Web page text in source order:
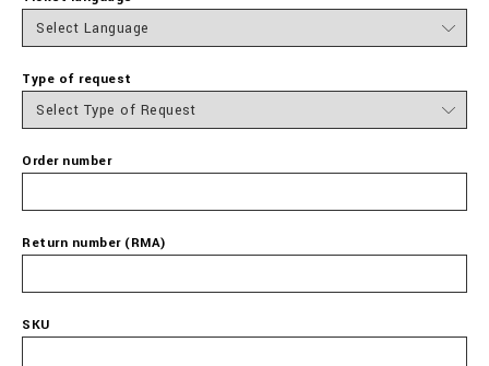
Type of request
Order number
Return number (RMA)
SKU